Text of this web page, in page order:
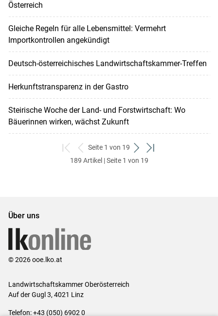
Österreich
Gleiche Regeln für alle Lebensmittel: Vermehrt
Importkontrollen angekündigt
Deutsch-österreichisches Landwirtschaftskammer-Treffen
Herkunftstransparenz in der Gastro
Steirische Woche der Land- und Forstwirtschaft: Wo
Bäuerinnen wirken, wächst Zukunft
zum
ersten
zurück
zum
Seite 1 von 19
weiter
zum
zum
189 Artikel | Seite 1 von 19
Über uns
© 2026 ooe.lko.at
Landwirtschaftskammer Oberösterreich
Auf der Gugl 3, 4021 Linz
Telefon: +43 (050) 6902 0